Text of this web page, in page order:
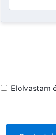
Elolvastam